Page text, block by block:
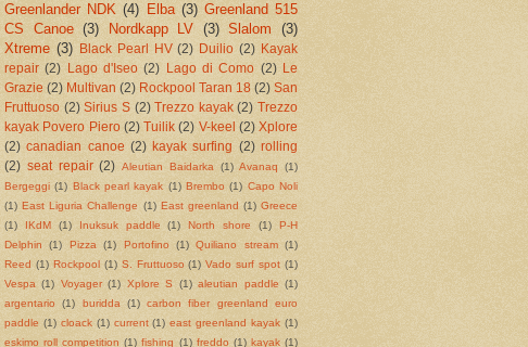
Greenlander NDK (4) Elba (3) Greenland 515
CS Canoe (3) Nordkapp LV (3) Slalom
(3)
Xtreme (3) Black Pearl HV (2) Duilio (2) Kayak
repair (2) Lago d'Iseo (2) Lago di Como (2)
Le
Grazie (2) Multivan (2) Rockpool Taran 18 (2) San
Fruttuoso (2) Sirius S (2) Trezzo kayak (2)
Trezzo
kayak Povero Piero (2) Tuilik (2) V-keel (2) Xplore
(2) canadian canoe (2) kayak surfing (2) rolling
(2) seat repair (2) Aleutian Baidarka (1) Avanaq
(1)
Bergeggi (1) Black pearl kayak (1) Brembo (1) Capo Noli
(1) East Liguria Challenge (1) East greenland (1) Greece
(1)
IKdM (1) Inuksuk paddle (1) North shore (1)
P-H
Delphin
(1) Pizza (1) Portofino (1) Quiliano stream (1)
Reed (1) Rockpool (1) S. Fruttuoso (1) Vado surf spot (1)
Vespa (1) Voyager (1) Xplore S (1) aleutian paddle (1)
argentario (1) buridda (1) carbon fiber greenland euro
paddle (1) cloack (1) current (1) east greenland kayak (1)
eskimo roll competition (1) fishing (1) freddo (1) kayak (1)